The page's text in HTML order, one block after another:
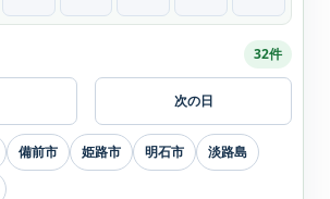
32件
次の日
備前市 姫路市 明石市
淡路島